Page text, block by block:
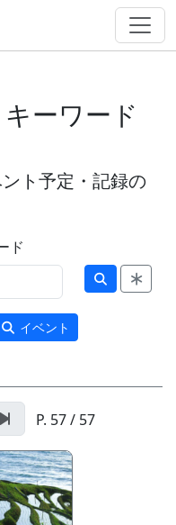
ーワード
ト予定・記録の
ド
イベント
P. 57 / 57